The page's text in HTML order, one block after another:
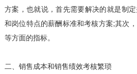
方案，也就说，首先需要解决的就是制
和岗位特点的薪酬标准和考核方案;其次
等方面的指标。
二、销售成本和销售绩效考核繁琐